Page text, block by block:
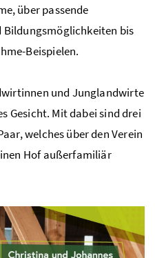
über passende
bis
Beispielen.
und Junglandwirte
Gesicht. Mit dabei sind drei
welches über den Verein
Hof außerfamiliär